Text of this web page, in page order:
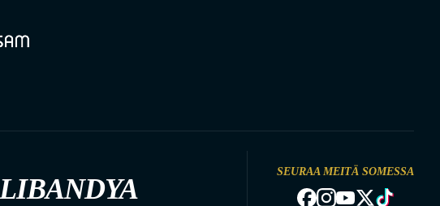
SEURAA MEITÄ SOMESSA